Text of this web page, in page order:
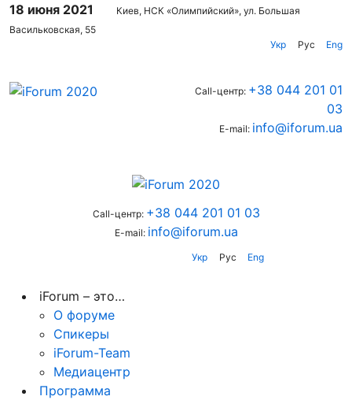
18 июня 2021
Киев, НСК «Олимпийский», ул. Большая
Васильковская, 55
Укр
Рус Eng
Call-центр: +38 044 201 01
03
E-mail: info@iforum.ua
Call-центр: +38 044 201 01 03
E-mail: info@iforum.ua
Укр Рус Eng
iForum – это…
О форуме
Спикеры
iForum-Team
Медиацентр
Программа